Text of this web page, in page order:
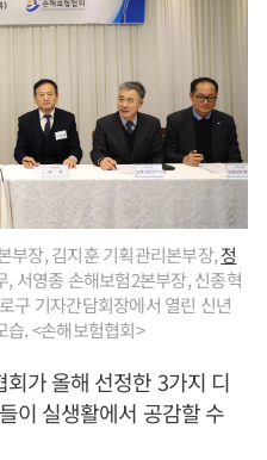
장, 김지훈 기획관리본부장,정
서영종 손해보험2본부장, 신종혁
구 기자간담회장에서 열린 신년
습. <손해보험협회>
가 올해 선정한 3가지 디
이 실생활에서 공감할 수